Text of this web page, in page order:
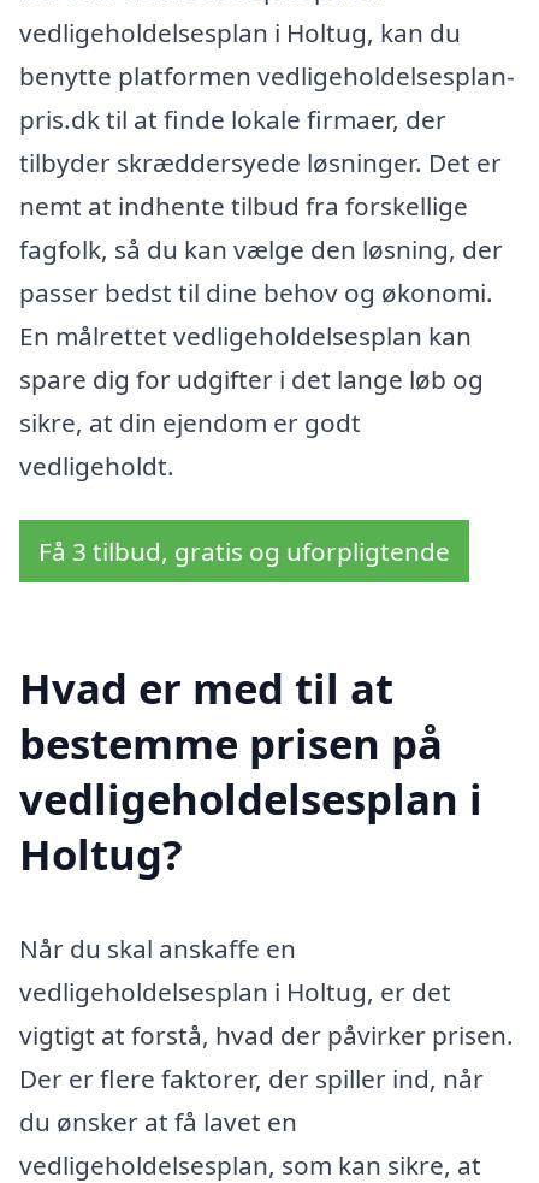
vedligeholdelsesplan i Holtug, kan du
benytte platformen vedligeholdelsesplan-
pris.dk til at finde lokale firmaer, der
tilbyder skræddersyede løsninger. Det er
nemt at indhente tilbud fra forskellige
fagfolk, så du kan vælge den løsning, der
passer bedst til dine behov og økonomi.
En målrettet vedligeholdelsesplan kan
spare dig for udgifter i det lange løb og
sikre, at din ejendom er godt
vedligeholdt.
Få 3 tilbud, gratis og uforpligtende
Hvad er med til at
bestemme prisen på
vedligeholdelsesplan i
Holtug?
Når du skal anskaffe en
vedligeholdelsesplan i Holtug, er det
vigtigt at forstå, hvad der påvirker prisen.
Der er flere faktorer, der spiller ind, når
du ønsker at få lavet en
vedligeholdelsesplan, som kan sikre, at